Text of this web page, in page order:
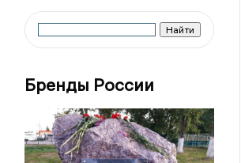
Бренды России